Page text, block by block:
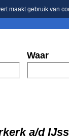
maakt gebruik van
Waar
a/d